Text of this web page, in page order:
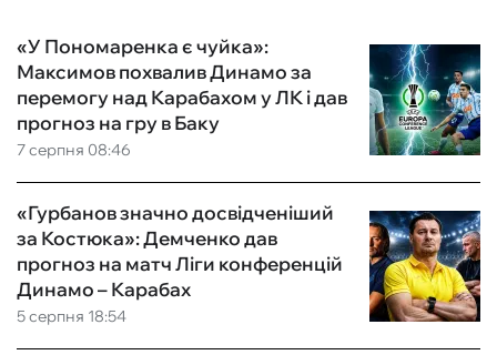
7 серпня 08:46
«У Пономаренка є чуйка»:
Максимов похвалив Динамо за
перемогу над Карабахом у ЛК і дав
прогноз на гру в Баку
5 серпня 18:54
«Гурбанов значно досвідченіший
за Костюка»: Демченко дав
прогноз на матч Ліги конференцій
Динамо – Карабах